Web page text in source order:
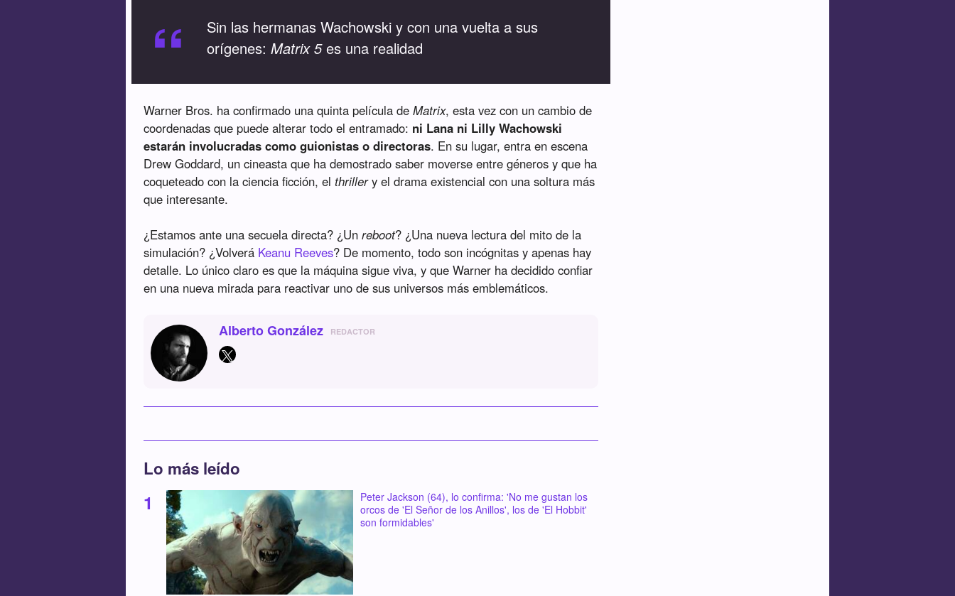
“
Sin las hermanas Wachowski y con una vuelta a sus
orígenes: Matrix 5es una realidad
Warner Bros. ha confirmado una quinta película deMatrix, esta vez con un cambio de
coordenadas que puede alterar todo el entramado: ni Lana ni Lilly Wachowski
estarán involucradas como guionistas o directoras. En su lugar, entra en escena
Drew Goddard, un cineasta que ha demostrado saber moverse entre géneros y que ha
coqueteado con la ciencia ficción, elthrillery el drama existencial con una soltura más
que interesante.
¿Estamos ante una secuela directa? ¿Unreboot? ¿Una nueva lectura del mito de la
simulación? ¿Volverá Keanu Reeves? De momento, todo son incógnitas y apenas hay
detalle. Lo único claro es que la máquina sigue viva, y que Warner ha decidido confiar
en una nueva mirada para reactivar uno de sus universos más emblemáticos.
Alberto González REDACTOR
Lo más leído
Peter Jackson (64), lo confirma: 'No me gustan los
orcos de 'El Señor de los Anillos', los de 'El Hobbit'
son formidables'